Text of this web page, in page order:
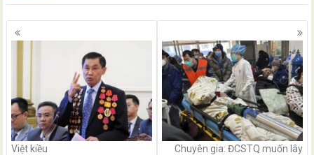
Posts
navigation
Việt kiều
Chuyên gia: ĐCSTQ muốn lây